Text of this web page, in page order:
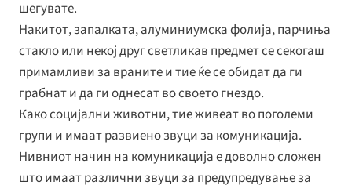
шегувате.
Накитот, запалката, алуминиумска фолија, парчиња
стакло или некој друг светликав предмет се секогаш
примамливи за враните и тие ќе се обидат да ги
грабнат и да ги однесат во своето гнездо.
Како социјални животни, тие живеат во поголеми
групи и имаат развиено звуци за комуникација.
Нивниот начин на комуникација е доволно сложен
што имаат различни звуци за предупредување за